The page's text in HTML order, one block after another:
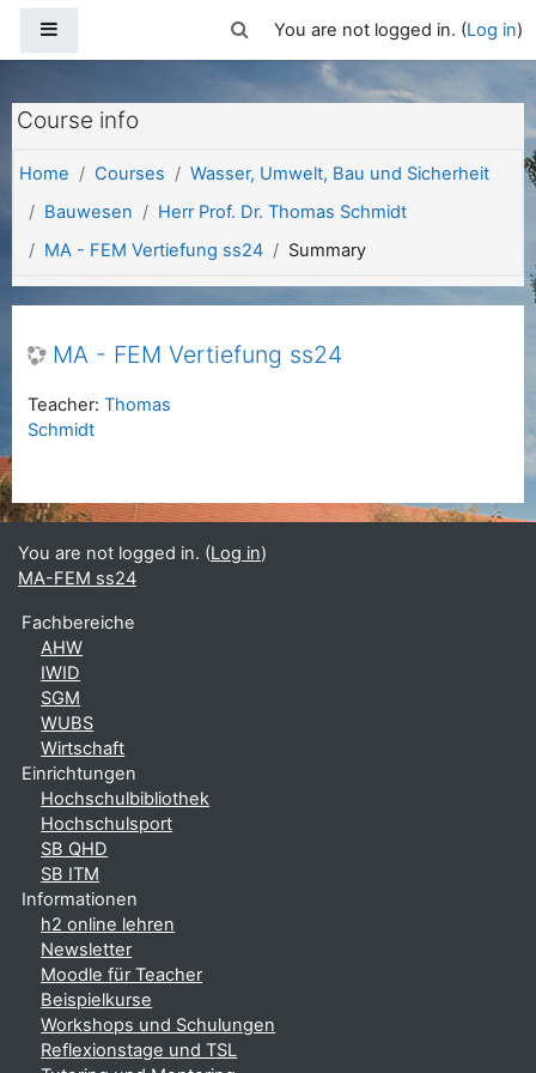
Toggle search input
You are not logged in. (Log in)
Course info
Home Courses
Wasser, Umwelt, Bau und Sicherheit
Bauwesen
Herr Prof. Dr. Thomas Schmidt
MA - FEM Vertiefung ss24
Summary
MA - FEM Vertiefung ss24
Teacher: Thomas
Schmidt
You are not logged in. (Log in)
MA-FEM ss24
Fachbereiche
AHW
IWID
SGM
WUBS
Wirtschaft
Einrichtungen
Hochschulbibliothek
Hochschulsport
SB QHD
SB ITM
Informationen
h2 online lehren
Newsletter
Moodle für Teacher
Beispielkurse
Workshops und Schulungen
Reflexionstage und TSL